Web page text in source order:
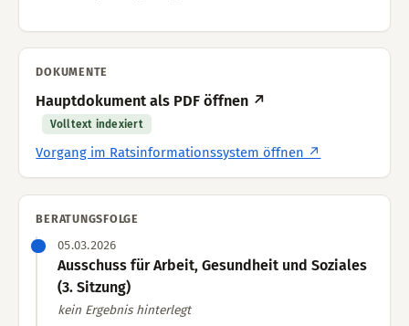
DOKUMENTE
Hauptdokument als PDF öffnen ↗
Volltext indexiert
Vorgang im Ratsinformationssystem öffnen ↗
BERATUNGSFOLGE
05.03.2026
Ausschuss für Arbeit, Gesundheit und Soziales
(3. Sitzung)
kein Ergebnis hinterlegt